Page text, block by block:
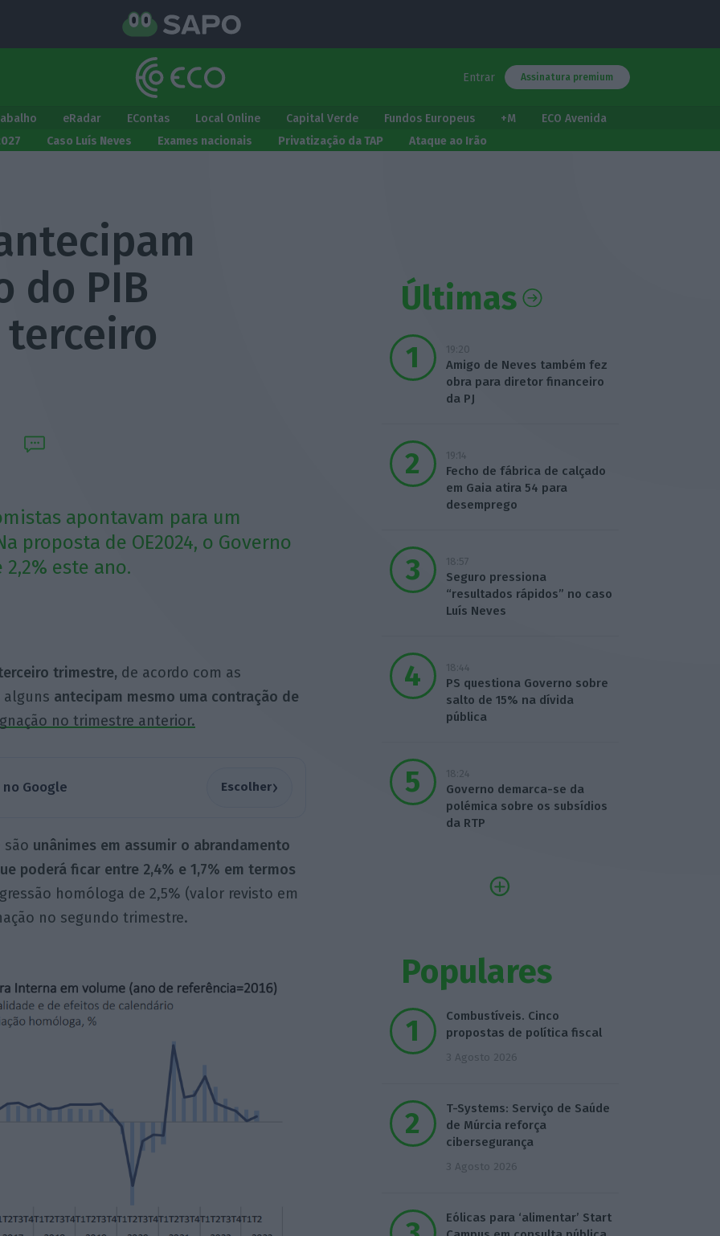
Entrar Assinatura premium
eRadar EContas Local Online Capital Verde Fundos Europeus +M
ECO Avenida
Caso Luís Neves Exames nacionais Privatização da TAP Ataque ao Irão
do PIB
apontavam para um
proposta de OE2024, o Governo
este ano.
trimestre, de acordo com as
alguns antecipam mesmo uma contração de
no trimestre anterior.
Google Escolher›
são unânimes em assumir o abrandamento
poderá ficar entre 2,4% e 1,7% em termos
homóloga de 2,5% (valor revisto em
no segundo trimestre.
Últimas
19:20
Amigo de Neves também fez
obra para diretor financeiro
da PJ
19:14
Fecho de fábrica de calçado
em Gaia atira 54 para
desemprego
18:57
Seguro pressiona
“resultados rápidos” no caso
Luís Neves
18:44
PS questiona Governo sobre
salto de 15% na dívida
pública
18:24
Governo demarca-se da
polémica sobre os subsídios
da RTP
Populares
Combustíveis. Cinco
propostas de política fiscal
3 Agosto 2026
T-Systems: Serviço de Saúde
de Múrcia reforça
cibersegurança
3 Agosto 2026
Eólicas para ‘alimentar’ Start